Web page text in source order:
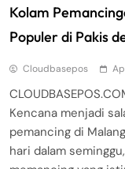
Kolam
Populer di Pakis
Cloudbasepos
Kencana menjadi
pemancing di
hari dalam